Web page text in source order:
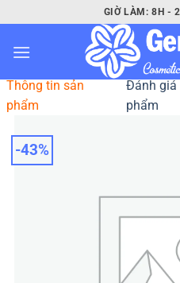
qua
nội
GIỜ LÀM: 8H -
-43%
Thông tin sản
phẩm
Đánh giá
phẩm